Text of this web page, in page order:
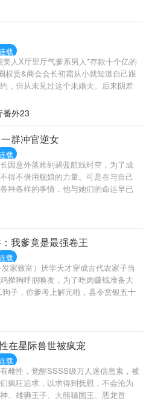
血脉吧！万千少女为你痴为你狂为你
女主看着手里需要三个月服用一次的隐
的人生信条：做得狗中狗，方为人上
魔，只在一念之间！
载
人X厅里厅气爹系男人*存款十个亿的
权贵&商会会长初霜从小就知道自己跟
，但从未见过这个未婚夫。后来阴差
作为联姻对象远超及格线。中秋节盛
来的却是那位清肃淡漠的小叔。“小
来？”“他为什么要来？”“你们都来替他
么不到场？”男人黑眸看向她，凝视片
唇，“来提亲的人是我。”盛庭的话伴着
她呆愣了足足五秒。“我与盛家的婚约
我。”-婚后两人相敬如宾互不打扰。
事，初霜三天两头梦游，目的地还是
证不会有第二次，可后来却发生了N
她自己也起了疑心。某个假寐的晚
开，男人熟门熟路将她抱去主卧…破
不已，这还是她认识那个不苟言笑寡
吗？
番外23
群冲官逆女
载
因意外落难到碧蓝航线时空，为了成
得不借用舰娘的力量。可是在与自己
种各样的事情，他与她们的命运早已
时空一个星空舰团就职，擅长敌后穿
入计划外的事，在考核中，不幸被空
航线世界，与飞船失散。为了找回飞
突不可避免。所以，听说你们塞壬喜
巧了，我也是，尝尝降维打击吧！
我爹竟是最强卷王
载
发家致富）厌学天才穿成古代农家子当
撵狗呼朋唤友，为了吃肉赚钱准备大
狗子，你爹考上解元啦，县令赏银五十
爹考试状元啦，你要当官二代啦！”当
元，准备打马游街时，“二狗子，你爹
强靠山就是他！”二狗子：到底谁才是
本文又名无cp无cp(男主和他爹都无cp
啦，不会开后宫，也没有娶公主)
在星际兽世被疯宠
载
雌性，觉醒SSSS级万人迷信息素，被
疯狂追求，以求得到抚慰，不会沦为
、雄狮王子、大熊猫国王、恶龙首